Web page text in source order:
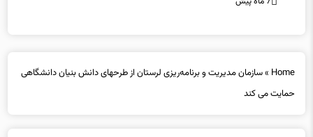
حمایت می کند